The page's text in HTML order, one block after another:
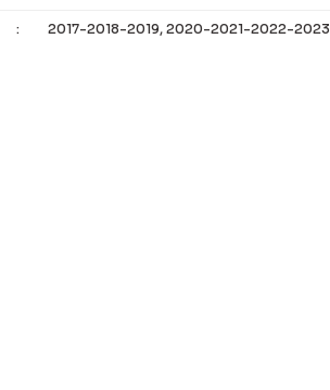
: 2017-2018-2019, 2020-2021-2022-2023